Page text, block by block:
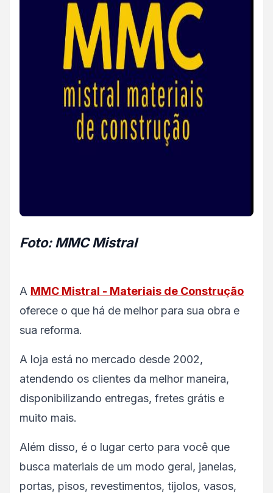
Foto: MMC Mistral
A MMC Mistral - Materiais de Construção
oferece o que há de melhor para sua obra e
sua reforma.
A loja está no mercado desde 2002,
atendendo os clientes da melhor maneira,
disponibilizando entregas, fretes grátis e
muito mais.
Além disso, é o lugar certo para você que
busca materiais de um modo geral, janelas,
portas, pisos, revestimentos, tijolos, vasos,